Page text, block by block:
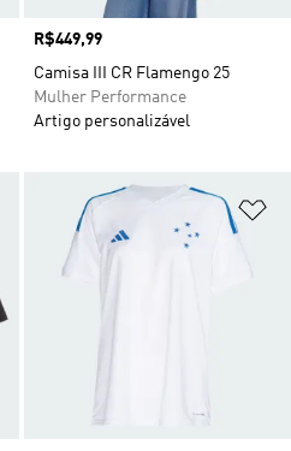
Preço
R$449,99
Camisa III CR Flamengo 25
Mulher Performance
Artigo personalizável
Adicionar à Lista de Desejos